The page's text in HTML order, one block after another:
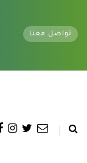
تواصل معنا